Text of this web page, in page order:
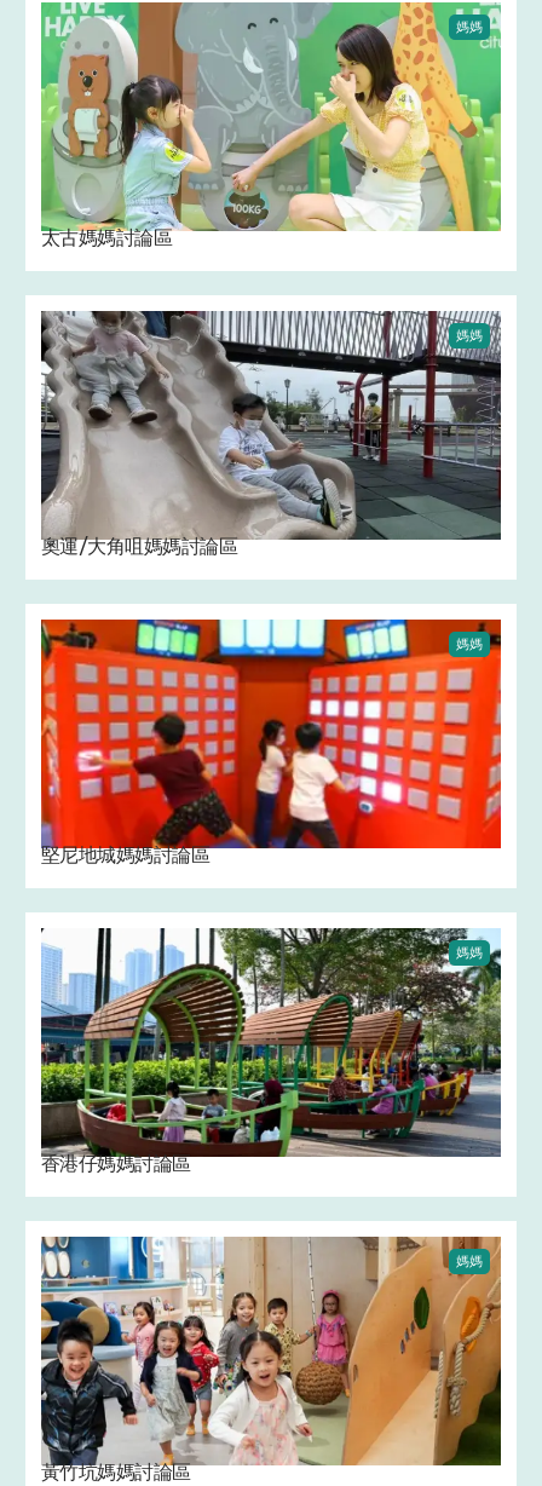
媽媽
太古媽媽討論區 ‍
媽媽
奧運/大角咀媽媽討論區 ‍ ️
媽媽
堅尼地城媽媽討論區 ‍
媽媽
香港仔媽媽討論區 ‍
媽媽
黃竹坑媽媽討論區 ‍